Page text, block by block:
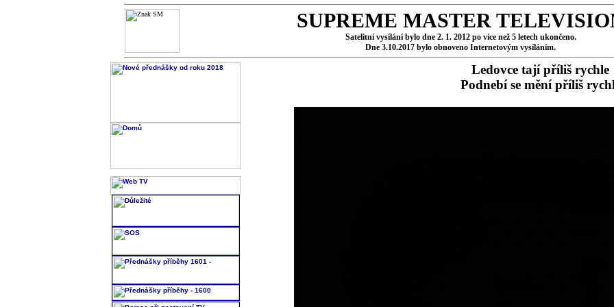
SUPREME MASTER
Satelitní vysílání bylo dne 2. 1. 2012 po více než 5 letech ukončeno.
Dne 3.10.2017 bylo obnoveno Internetovým vysíláním.
Ledovce tají příliš rychle
Podnebí se mění příliš